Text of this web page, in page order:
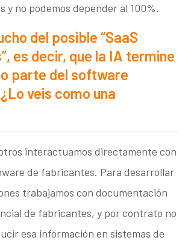
y no podemos depender al 100%.
del posible “SaaS
es decir, que la IA termine
parte del software
veis como una
interactuamos directamente con
de fabricantes. Para desarrollar
trabajamos con documentación
de fabricantes, y por contrato no
esa información en sistemas de